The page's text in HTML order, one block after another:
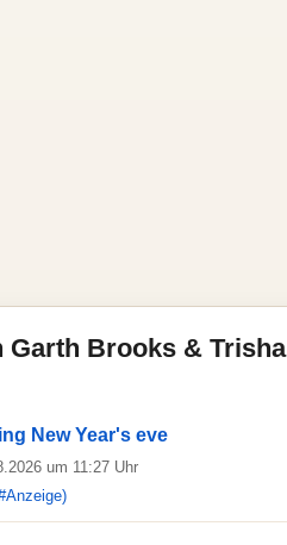
Garth Brooks & Trisha
New Year's eve
um 11:27 Uhr